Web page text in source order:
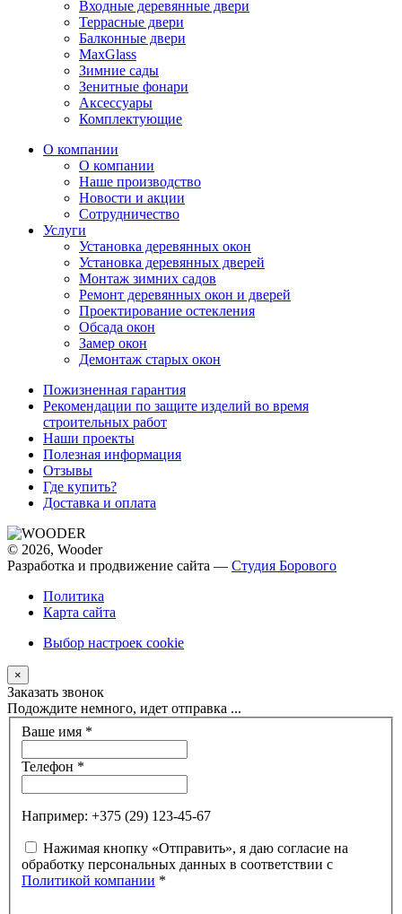
Входные деревянные двери
Террасные двери
Балконные двери
MaxGlass
Зимние сады
Зенитные фонари
Аксессуары
Комплектующие
О компании
О компании
Наше производство
Новости и акции
Сотрудничество
Услуги
Установка деревянных окон
Установка деревянных дверей
Монтаж зимних садов
Ремонт деревянных окон и дверей
Проектирование остекления
Обсада окон
Замер окон
Демонтаж старых окон
Пожизненная гарантия
Рекомендации по защите изделий во время
строительных работ
Наши проекты
Полезная информация
Отзывы
Где купить?
Доставка и оплата
© 2026, Wooder
Разработка и продвижение сайта — Студия Борового
Политика
Карта сайта
Выбор настроек cookie
×
Заказать звонок
Подождите немного, идет отправка ...
Ваше имя *
Телефон *
Например: +375 (29) 123-45-67
Нажимая кнопку «Отправить», я даю согласие на
обработку персональных данных в соответствии с
Политикой компании *